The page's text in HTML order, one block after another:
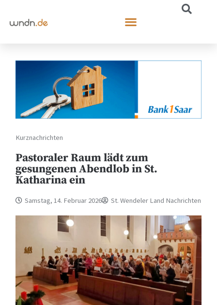
Kurznachrichten
Pastoraler Raum lädt zum
gesungenen Abendlob in St.
Katharina ein
Samstag, 14. Februar 2026 St. Wendeler Land Nachrichten